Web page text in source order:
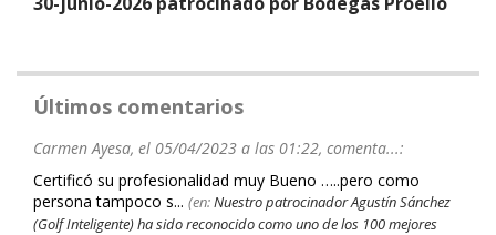
Últimos comentarios
Carmen Ayesa, el 05/04/2023 a las 01:22, comenta...:
Certificó su profesionalidad muy Bueno …..pero como
persona tampoco s... (en:Nuestro patrocinador Agustín Sánchez
(Golf Inteligente) ha sido reconocido como uno de los 100 mejores